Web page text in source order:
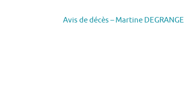
Avis de décès – Martine DEGRANGE